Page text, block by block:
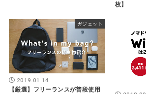
枚】
ガジェット
2019.01.14
【厳選】フリーランスが普段使用